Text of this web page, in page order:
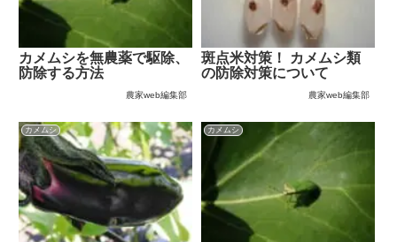
カメムシを無農薬で駆除、
防除する方法
農家web編集部
斑点米対策！ カメムシ類
の防除対策について
農家web編集部
カメムシ カメムシ